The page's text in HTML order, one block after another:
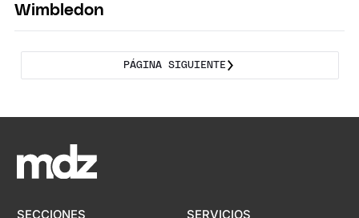
Wimbledon
PÁGINA SIGUIENTE
SECCIONES SERVICIOS